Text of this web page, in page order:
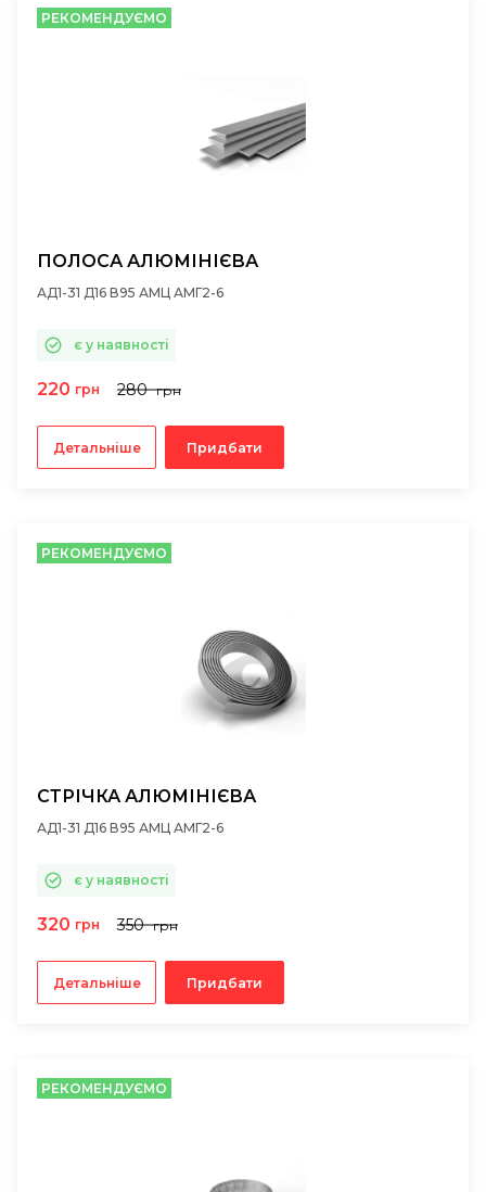
РЕКОМЕНДУЄМО
ПОЛОСА АЛЮМІНІЄВА
АД1-31 Д16 В95 АМЦ АМГ2-6
є у наявності
220 грн 280 грн
Детальніше Придбати
РЕКОМЕНДУЄМО
СТРІЧКА АЛЮМІНІЄВА
АД1-31 Д16 В95 АМЦ АМГ2-6
є у наявності
320 грн 350 грн
Детальніше Придбати
РЕКОМЕНДУЄМО